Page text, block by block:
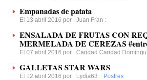
Empanadas de patata
El 13 abril 2016 por Juan Fran :
ENSALADA DE FRUTAS CON
MERMELADA DE CEREZAS
El 07 abril 2016 por Caridad Caridad
GALLETAS STAR WARS
El 12 abril 2016 por Lydia63 : Postres